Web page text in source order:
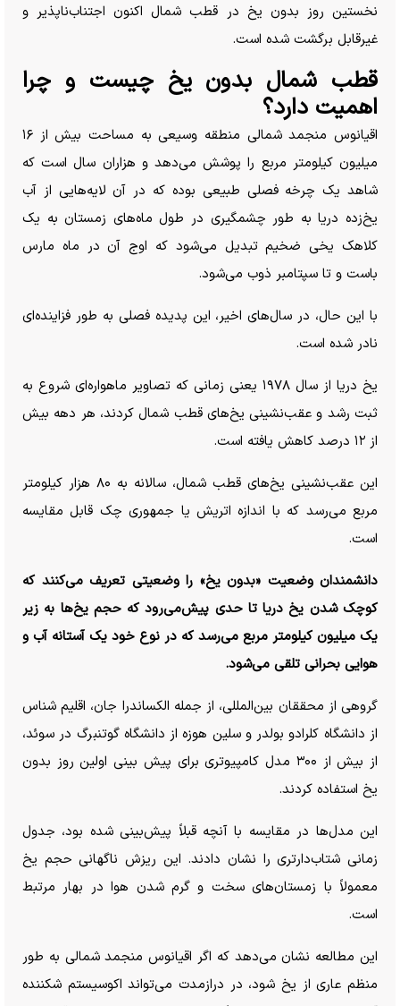
نخستین روز بدون یخ در قطب شمال اکنون اجتناب‌ناپذیر و
غیرقابل برگشت شده است.
قطب شمال بدون یخ چیست و چرا
اهمیت دارد؟
اقیانوس منجمد شمالی منطقه وسیعی به مساحت بیش از ۱۶
میلیون کیلومتر مربع را پوشش می‌دهد و هزاران سال است که
شاهد یک چرخه فصلی طبیعی بوده که در آن لایه‌هایی از آب
یخ‌زده دریا به طور چشمگیری در طول ماه‌های زمستان به یک
کلاهک یخی ضخیم تبدیل می‌شود که اوج آن در ماه مارس
باست و تا سپتامبر ذوب می‌شود.
با این حال، در سال‌های اخیر، این پدیده فصلی به طور فزاینده‌ای
نادر شده است.
یخ دریا از سال ۱۹۷۸ یعنی زمانی که تصاویر ماهواره‌ای شروع به
ثبت رشد و عقب‌نشینی یخ‌های قطب شمال کردند، هر دهه بیش
از ۱۲ درصد کاهش یافته است.
این عقب‌نشینی یخ‌های قطب شمال، سالانه به ۸۰ هزار کیلومتر
مربع می‌رسد که با اندازه اتریش یا جمهوری چک قابل مقایسه
است.
دانشمندان وضعیت «بدون یخ» را وضعیتی تعریف می‌کنند که
کوچک شدن یخ دریا تا حدی پیش‌می‌رود که حجم یخ‌ها به زیر
یک میلیون کیلومتر مربع می‌رسد که در نوع خود یک آستانه آب و
هوایی بحرانی تلقی می‌شود.
گروهی از محققان بین‌المللی، از جمله الکساندرا جان، اقلیم شناس
از دانشگاه کلرادو بولدر و سلین هوزه از دانشگاه گوتنبرگ در سوئد،
از بیش از ۳۰۰ مدل کامپیوتری برای پیش بینی اولین روز بدون
یخ استفاده کردند.
این مدل‌ها در مقایسه با آنچه قبلاً پیش‌بینی شده بود، جدول
زمانی شتاب‌دارتری را نشان دادند. این ریزش ناگهانی حجم یخ
معمولاً با زمستان‌های سخت و گرم شدن هوا در بهار مرتبط
است.
این مطالعه نشان می‌دهد که اگر اقیانوس منجمد شمالی به طور
منظم عاری از یخ شود، در درازمدت می‌تواند اکوسیستم شکننده